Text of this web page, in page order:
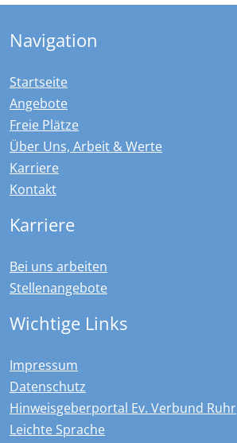
Navigation
Startseite
Angebote
Freie Plätze
Über Uns, Arbeit & Werte
Karriere
Kontakt
Karriere
Bei uns arbeiten
Stellenangebote
Wichtige Links
Impressum
Datenschutz
Hinweisgeberportal Ev. Verbund Ruhr
Leichte Sprache